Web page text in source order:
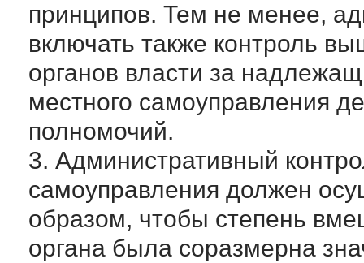
принципов. Тем не менее,
включать также контроль
органов власти за
местного самоуправления
полномочий.
3. Административный
самоуправления должен
образом, чтобы степень
органа была соразмерна